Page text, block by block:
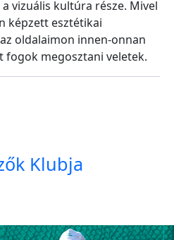
vizuális kultúra része. Mivel
képzett esztétikai
oldalaimon innen-onnan
megosztani veletek.
Klubja